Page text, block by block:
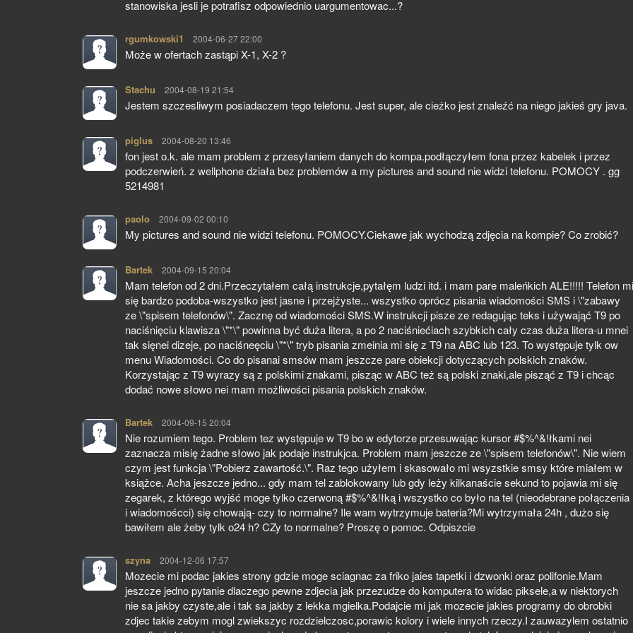
stanowiska jesli je potrafisz odpowiednio uargumentowac...?
rgumkowski1 pisze:
2004-06-27 22:00
Może w ofertach zastąpi X-1, X-2 ?
Stachu pisze:
2004-08-19 21:54
Jestem szczesliwym posiadaczem tego telefonu. Jest super, ale cieżko jest znaleźć na niego jakieś gry java.
piglus pisze:
2004-08-20 13:46
fon jest o.k. ale mam problem z przesyłaniem danych do kompa.podłączyłem fona przez kabelek i przez
podczerwień. z wellphone działa bez problemów a my pictures and sound nie widzi telefonu. POMOCY . gg
5214981
paolo pisze:
2004-09-02 00:10
My pictures and sound nie widzi telefonu. POMOCY.Ciekawe jak wychodzą zdjęcia na kompie? Co zrobić?
Bartek pisze:
2004-09-15 20:04
Mam telefon od 2 dni.Przeczytałem całą instrukcje,pytałęm ludzi itd. i mam pare maleńkich ALE!!!!! Telefon mi
się bardzo podoba-wszystko jest jasne i przejżyste... wszystko oprócz pisania wiadomości SMS i \"zabawy
ze \"spisem telefonów\". Zacznę od wiadomości SMS.W instrukcji pisze ze redagując teks i używająć T9 po
naciśnięciu klawisza \"*\" powinna być duża litera, a po 2 naciśniećiach szybkich cały czas duża litera-u mnei
tak sięnei dizeje, po naciśneęciu \"*\" tryb pisania zmeinia mi się z T9 na ABC lub 123. To występuje tylk ow
menu Wiadomości. Co do pisanai smsów mam jeszcze pare obiekcji dotyczących polskich znaków.
Korzystając z T9 wyrazy są z polskimi znakami, pisząc w ABC też są polski znaki,ale pisząć z T9 i chcąc
dodać nowe słowo nei mam możliwości pisania polskich znaków.
Bartek pisze:
2004-09-15 20:04
Nie rozumiem tego. Problem tez występuje w T9 bo w edytorze przesuwając kursor #$%^&!łkami nei
zaznacza misię żadne słowo jak podaje instrukjca. Problem mam jeszcze ze \"spisem telefonów\". Nie wiem
czym jest funkcja \"Pobierz zawartość.\". Raz tego użyłem i skasowało mi wsyzstkie smsy które miałem w
książce. Acha jeszcze jedno... gdy mam tel zablokowany lub gdy leży kilkanaście sekund to pojawia mi się
zegarek, z którego wyjść moge tylko czerwoną #$%^&!łką i wszystko co było na tel (nieodebrane połączenia
i wiadomoścci) się chowają- czy to normalne? Ile wam wytrzymuje bateria?Mi wytrzymała 24h , dużo się
bawiłem ale żeby tylk o24 h? CZy to normalne? Proszę o pomoc. Odpiszcie
szyna pisze:
2004-12-06 17:57
Mozecie mi podac jakies strony gdzie moge sciagnac za friko jaies tapetki i dzwonki oraz polifonie.Mam
jeszcze jedno pytanie dlaczego pewne zdjecia jak przezudze do komputera to widac piksele,a w niektorych
nie sa jakby czyste,ale i tak sa jakby z lekka mgielka.Podajcie mi jak mozecie jakies programy do obrobki
zdjec takie zebym mogl zwiekszyc rozdzielczosc,porawic kolory i wiele innych rzeczy.I zauwazylem ostatnio